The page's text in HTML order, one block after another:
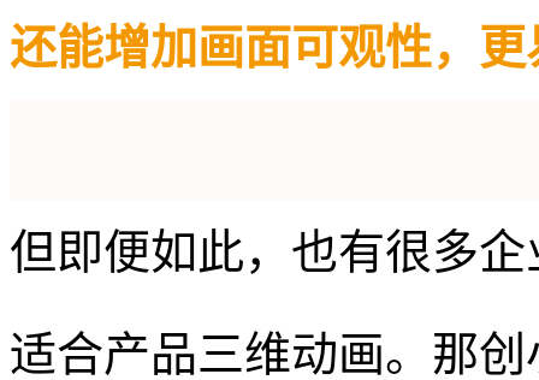
还能增加画面可观性，
但即便如此，也有很多
适合产品三维动画。那